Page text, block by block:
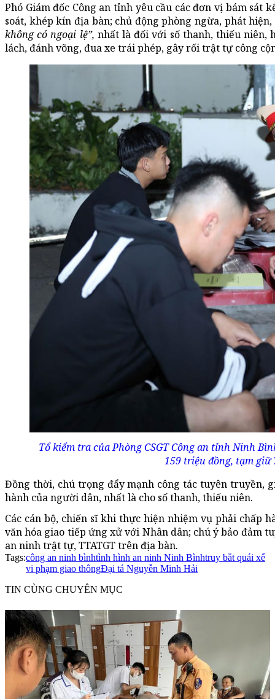
Phó Giám đốc Công an tỉnh yêu cầu các đơn vị bám
soát, khép kín địa bàn; chủ động phòng ngừa, phát
không có ngoại lệ”, nhất là đối với số thanh, thiếu niên,
lách, đánh võng, đua xe trái phép, gây rối trật tự công
Tổ kiểm tra của Phòng CSGT Công an tỉnh Ninh
159 triệu đồng, tạm
Đồng thời, chú trọng đẩy mạnh công tác tuyên truyền,
hành của người dân, nhất là cho số thanh, thiếu niên.
Các cán bộ, chiến sĩ khi thực hiện nhiệm vụ phải chấp
văn hóa giao tiếp ứng xử với Nhân dân; chú ý bảo đảm
an ninh trật tự, TTATGT trên địa bàn.
Tags:công an ninh bìnhtình hình an ninh Ninh Bìnhtruy bắt quái xế
vi phạm giao thôngĐại tá Nguyễn Minh Hải
TIN CÙNG CHUYÊN MỤC